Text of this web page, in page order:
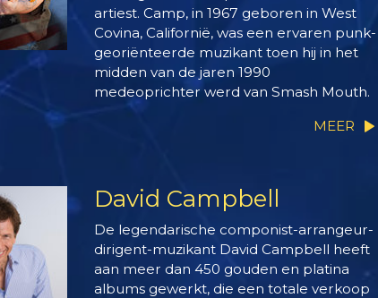
artiest. Camp, in 1967 geboren in West
Covina, Californië, was een ervaren punk-
georiënteerde muzikant toen hij in het
midden van de jaren 1990
medeoprichter werd van Smash Mouth.
MEER
David Campbell
De legendarische componist-arrangeur-
dirigent-muzikant David Campbell heeft
aan meer dan 450 gouden en platina
albums gewerkt, die een totale verkoop